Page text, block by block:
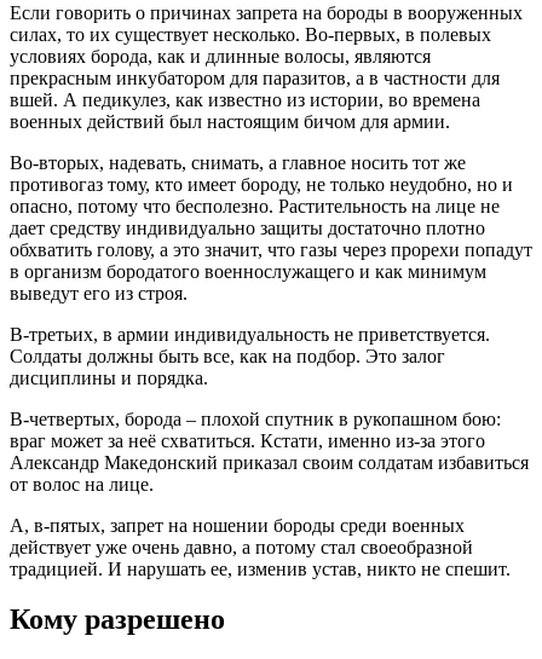
Если говорить о причинах запрета на бороды в вооруженных
силах, то их существует несколько. Во-первых, в полевых
условиях борода, как и длинные волосы, являются
прекрасным инкубатором для паразитов, а в частности для
вшей. А педикулез, как известно из истории, во времена
военных действий был настоящим бичом для армии.
Во-вторых, надевать, снимать, а главное носить тот же
противогаз тому, кто имеет бороду, не только неудобно, но и
опасно, потому что бесполезно. Растительность на лице не
дает средству индивидуально защиты достаточно плотно
обхватить голову, а это значит, что газы через прорехи попадут
в организм бородатого военнослужащего и как минимум
выведут его из строя.
В-третьих, в армии индивидуальность не приветствуется.
Солдаты должны быть все, как на подбор. Это залог
дисциплины и порядка.
В-четвертых, борода – плохой спутник в рукопашном бою:
враг может за неё схватиться. Кстати, именно из-за этого
Александр Македонский приказал своим солдатам избавиться
от волос на лице.
А, в-пятых, запрет на ношении бороды среди военных
действует уже очень давно, а потому стал своеобразной
традицией. И нарушать ее, изменив устав, никто не спешит.
Кому разрешено